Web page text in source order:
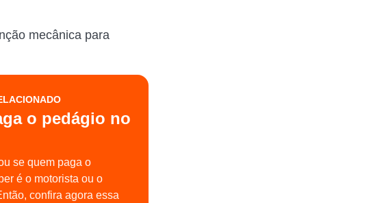
mecânica para
o pedágio no
se quem paga o
é o motorista ou o
confira agora essa